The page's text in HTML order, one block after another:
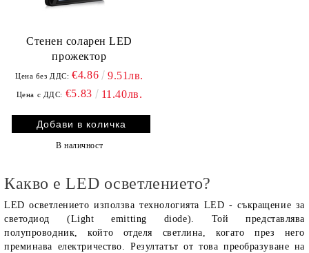
Стенен соларен LED
прожектор
Цена без ДДС: €4.86 9.51лв.
Цена с ДДС: €5.83 11.40лв.
В наличност
Какво е LED осветлението?
LED осветлението използва технологията LED - съкращение за
светодиод (Light emitting diode). Той представлява
полупроводник, който отделя светлина, когато през него
преминава електричество. Резултатът от това преобразуване на